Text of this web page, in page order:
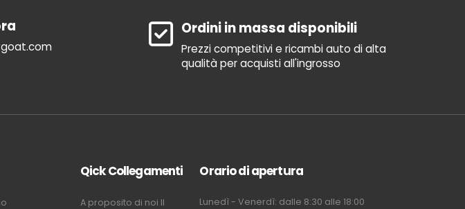
Ordini in massa disponibili
Prezzi competitivi e ricambi auto di alta
qualità per acquisti all'ingrosso
Qick Collegamenti
A proposito di noi Il
Orario di apertura
Lunedì - Venerdì: dalle 8:30 alle 18:00